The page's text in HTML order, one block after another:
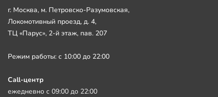
г. Москва, м. Петровско-Разумовская,
Локомотивный проезд, д. 4,
ТЦ «Парус», 2-й этаж, пав. 207
Режим работы: с 10:00 до 22:00
Call-центр
ежедневно с 09:00 до 22:00